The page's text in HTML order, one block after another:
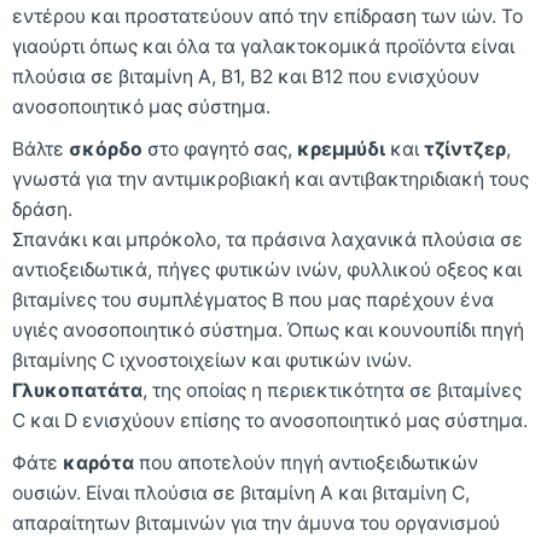
εντέρου και προστατεύουν από την επίδραση των ιών. Το
γιαούρτι όπως και όλα τα γαλακτοκομικά προϊόντα είναι
πλούσια σε βιταμίνη Α, Β1, Β2 και Β12 που ενισχύουν
ανοσοποιητικό μας σύστημα.
Βάλτε σκόρδο στο φαγητό σας, κρεμμύδι και τζίντζερ,
γνωστά για την αντιμικροβιακή και αντιβακτηριδιακή τους
δράση.
Σπανάκι και μπρόκολο, τα πράσινα λαχανικά πλούσια σε
αντιοξειδωτικά, πήγες φυτικών ινών, φυλλικού οξεος και
βιταμίνες του συμπλέγματος Β που μας παρέχουν ένα
υγιές ανοσοποιητικό σύστημα. Όπως και κουνουπίδι πηγή
βιταμίνης C ιχνοστοιχείων και φυτικών ινών.
Γλυκοπατάτα, της οποίας η περιεκτικότητα σε βιταμίνες
C και D ενισχύουν επίσης το ανοσοποιητικό μας σύστημα.
Φάτε καρότα που αποτελούν πηγή αντιοξειδωτικών
ουσιών. Είναι πλούσια σε βιταμίνη Α και βιταμίνη C,
απαραίτητων βιταμινών για την άμυνα του οργανισμού